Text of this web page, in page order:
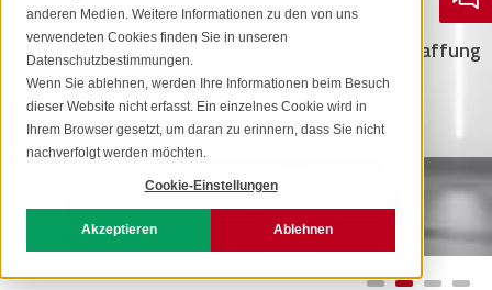
anderen Medien. Weitere Informationen zu den von uns
verwendeten Cookies finden Sie in unseren
Datenschutzbestimmungen.
Wenn Sie ablehnen, werden Ihre Informationen beim Besuch
dieser Website nicht erfasst. Ein einzelnes Cookie wird in
Ihrem Browser gesetzt, um daran zu erinnern, dass Sie nicht
nachverfolgt werden möchten.
Cookie-Einstellungen
Akzeptieren Ablehnen
Elektro-Gabelstapler
Gas/Diesel-Gabelstapler
Schubmaststapler
Stringo
Stringo S2
Stringo S3
Stringo S5
Kalmar
Elektrostapler 5-9 Tonnen
Dieselstapler 9-18 Tonnen
Weitere Produkte
Goupil
Neu- & Gebrauchtstapler
Mietstapler
Jetzt staatliche Förderung sichern
Erhalten Sie bis zu 33 % Zuschuss für die Anschaffung
moderner Elektrostapler.
Mehr erfahren